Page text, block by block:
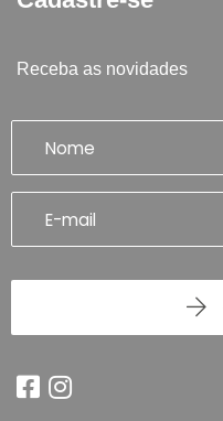
Receba as novidades